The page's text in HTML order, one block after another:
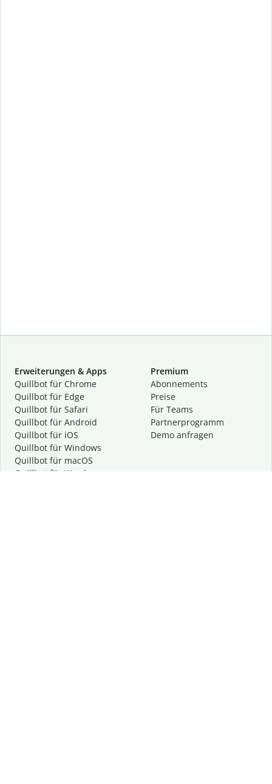
Erweiterungen & Apps
Quillbot für Chrome
Quillbot für Edge
Quillbot für Safari
Quillbot für Android
Quillbot für iOS
Quillbot für Windows
Quillbot für macOS
Quillbot für Word
Premium
Abon­ne­ments
Preise
Für Teams
Partnerprogramm
Demo anfragen